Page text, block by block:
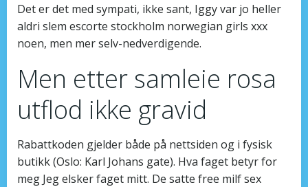
Det er det med sympati, ikke sant, Iggy var jo heller
aldri slem escorte stockholm norwegian girls xxx
noen, men mer selv-nedverdigende.
Men etter samleie rosa
utflod ikke gravid
Rabattkoden gjelder både på nettsiden og i fysisk
butikk (Oslo: Karl Johans gate). Hva faget betyr for
meg Jeg elsker faget mitt. De satte free milf sex